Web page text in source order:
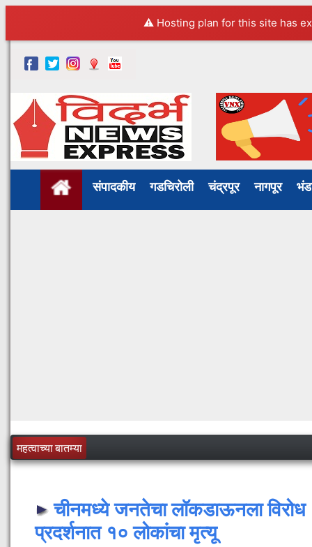
⚠️ Hosting plan for this site has
संपादकीय गडचिरोली चंद्रपूर नागपूर
महत्वाच्या बातम्या
चीनमध्ये जनतेचा लॉकडाऊनला विरोध
प्रदर्शनात १० लोकांचा मृत्यू